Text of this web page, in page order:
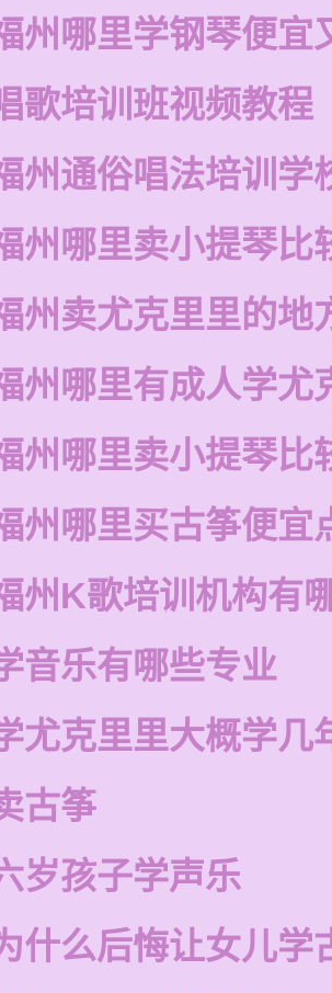
州哪里学钢琴便宜
歌培训班视频教程
州通俗唱法培训学
州哪里卖小提琴比
州卖尤克里里的地
州哪里有成人学尤
州哪里卖小提琴比
州哪里买古筝便宜
州K歌培训机构有
音乐有哪些专业
尤克里里大概学几
古筝
岁孩子学声乐
什么后悔让女儿学